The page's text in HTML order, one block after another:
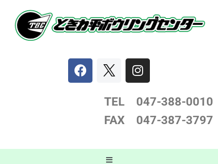
TEL 047-388-0010
FAX 047-387-3797